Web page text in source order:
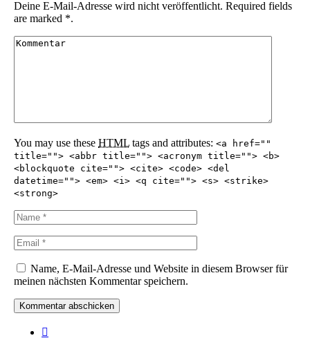
Deine E-Mail-Adresse wird nicht veröffentlicht. Required fields
are marked *.
You may use these HTML tags and attributes: <a href=""
title=""> <abbr title=""> <acronym title=""> <b>
<blockquote cite=""> <cite> <code> <del
datetime=""> <em> <i> <q cite=""> <s> <strike>
<strong>
Name, E-Mail-Adresse und Website in diesem Browser für
meinen nächsten Kommentar speichern.